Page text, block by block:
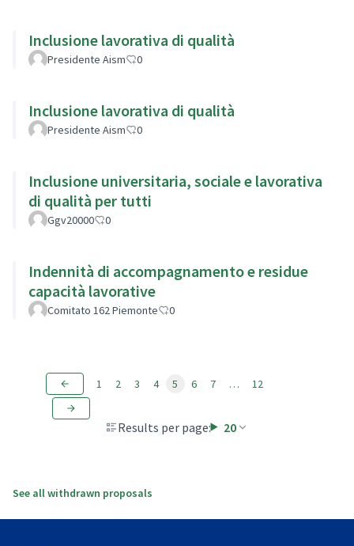
Inclusione lavorativa di qualità
Presidente Aism 0
Inclusione lavorativa di qualità
Presidente Aism 0
Inclusione universitaria, sociale e lavorativa
di qualità per tutti
Ggv20000 0
Indennità di accompagnamento e residue
capacità lavorative
Comitato 162 Piemonte 0
Results per page: 20
1 2 3 4 5 6 7 … 12
See all withdrawn proposals